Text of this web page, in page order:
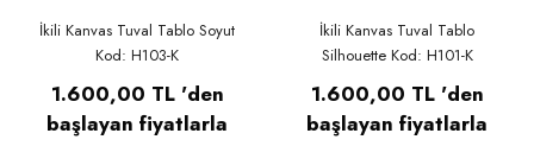
İkili Kanvas Tuval Tablo Soyut
Kod: H103-K
1.600,00 TL 'den
başlayan fiyatlarla
İkili Kanvas Tuval Tablo
Silhouette Kod: H101-K
1.600,00 TL 'den
başlayan fiyatlarla